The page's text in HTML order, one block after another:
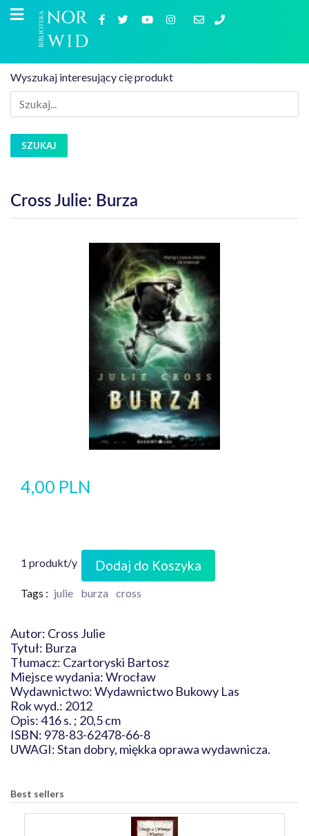
Wyszukaj interesujący cię produkt
SZUKAJ
Cross Julie: Burza
4,00 PLN
1 produkt/y Dodaj do Koszyka
Tags : julie burza cross
Autor: Cross Julie
Tytuł: Burza
Tłumacz: Czartoryski Bartosz
Miejsce wydania: Wrocław
Wydawnictwo: Wydawnictwo Bukowy Las
Rok wyd.: 2012
Opis: 416 s. ; 20,5 cm
ISBN: 978-83-62478-66-8
UWAGI: Stan dobry, miękka oprawa wydawnicza.
Best sellers